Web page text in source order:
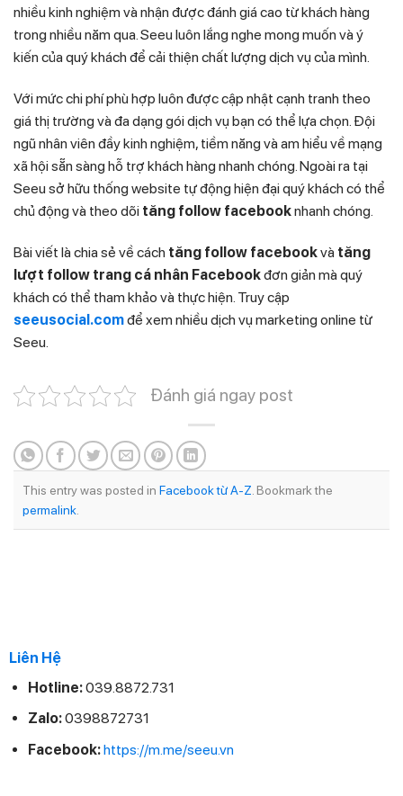
nhiều kinh nghiệm và nhận được đánh giá cao từ khách hàng
trong nhiều năm qua. Seeu luôn lắng nghe mong muốn và ý
kiến của quý khách để cải thiện chất lượng dịch vụ của mình.
Với mức chi phí phù hợp luôn được cập nhật cạnh tranh theo
giá thị trường và đa dạng gói dịch vụ bạn có thể lựa chọn. Đội
ngũ nhân viên đầy kinh nghiệm, tiềm năng và am hiểu về mạng
xã hội sẵn sàng hỗ trợ khách hàng nhanh chóng. Ngoài ra tại
Seeu sở hữu thống website tự động hiện đại quý khách có thể
chủ động và theo dõi tăng follow facebooknhanh chóng.
Bài viết là chia sẻ về cách tăng follow facebookvà tăng
lượt follow trang cá nhân Facebookđơn giản mà quý
khách có thể tham khảo và thực hiện. Truy cập
seeusocial.comđể xem nhiều dịch vụ marketing online từ
Seeu.
Đánh giá ngay post
This entry was posted in Facebook từ A-Z . Bookmark the
permalink
Liên Hệ
Hotline:039.8872.731
Zalo:0398872731
Facebook:https://m.me/seeu.vn